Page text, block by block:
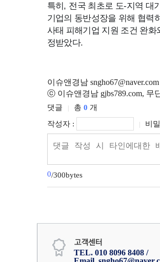
특히, 전국 최초로 도-지역 대
기업의 동반성장을 위해 협력
사태 피해기업 지원 조건 완
정받았다.
이슈앤경남 sngho67@naver.com
ⓒ 이슈앤경남 gjbs789.com, 무
댓글 총 0 개
작성자 :
비
0/300bytes
TEL. 010 8096 8408 /